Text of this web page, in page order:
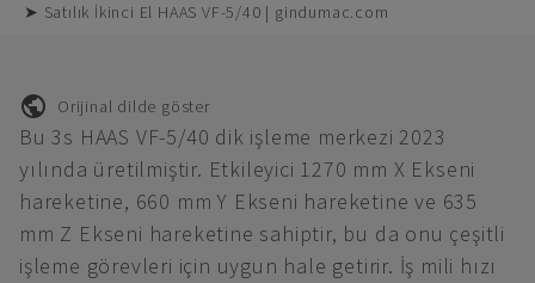
➤ Satılık İkinci El HAAS VF-5/40 | gindumac.com
Orijinal dilde göster
Bu 3s HAAS VF-5/40 dik işleme merkezi 2023
yılında üretilmiştir. Etkileyici 1270 mm X Ekseni
hareketine, 660 mm Y Ekseni hareketine ve 635
mm Z Ekseni hareketine sahiptir, bu da onu çeşitli
işleme görevleri için uygun hale getirir. İş mili hızı